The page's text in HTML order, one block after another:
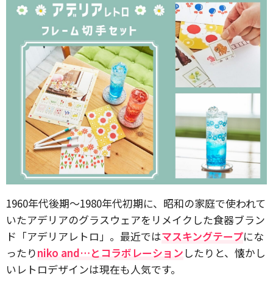
1960年代後期〜1980年代初期に、昭和の家庭で使われて
いたアデリアのグラスウェアをリメイクした食器ブラン
ド「アデリアレトロ」。最近ではマスキングテープにな
ったりniko and…とコラボレーション したりと、懐かし
いレトロデザインは現在も人気です。